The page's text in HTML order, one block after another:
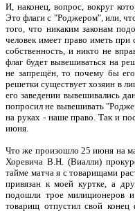
И, наконец, вопрос, вокруг
Это флаги с "Роджером", или,
того, что никаким законам
человек имеет право иметь
собственность, и никто не
флаг будет вывешиваться на
не запрещён, то почему бы
решетки существует хозяин в
его заведении вывешивались
попросил не вывешивать
на руках - наше право. Так и
июня.
Что же произошло 25 июня на
Хоревича В.Н. (Виалли)
тайме матча я с товарищами
привязан к моей куртке, а
подошли трое милиционеров
товарищ отпустил свой